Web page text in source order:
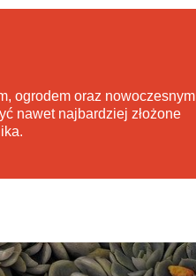
ogrodem oraz nowoczesnym
nawet najbardziej złożone